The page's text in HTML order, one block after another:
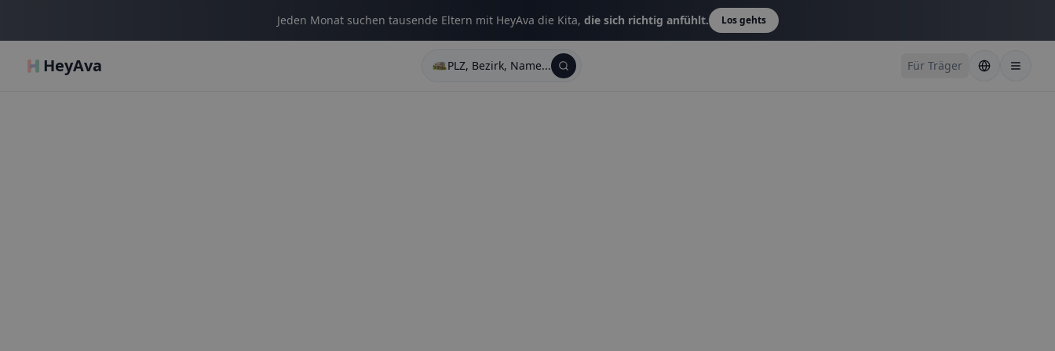
Jeden Monat suchen tausende Eltern mit HeyAva die Kita, die sich richtig anfühlt. Los gehts
HeyAva PLZ, Bezirk, Name... Für Träger